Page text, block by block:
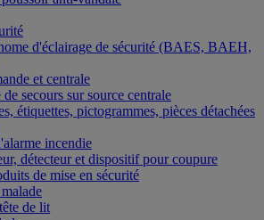
d'éclairage de sécurité (BAES, BAEH,
et centrale
secours sur source centrale
étiquettes, pictogrammes, pièces détachées
incendie
détecteur et dispositif pour coupure
de mise en sécurité
de lit